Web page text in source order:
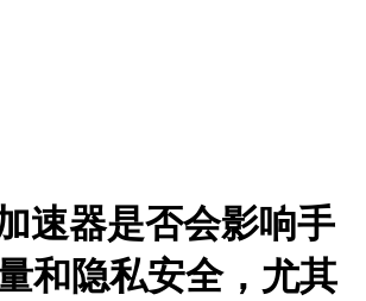
速器是否会影响手
和隐私安全，尤其